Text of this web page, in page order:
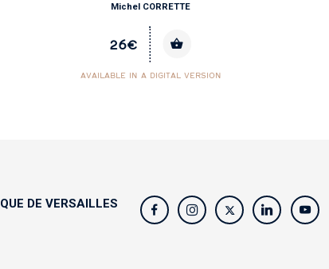
Michel CORRETTE
26€
AVAILABLE IN A DIGITAL VERSION
DE VERSAILLES